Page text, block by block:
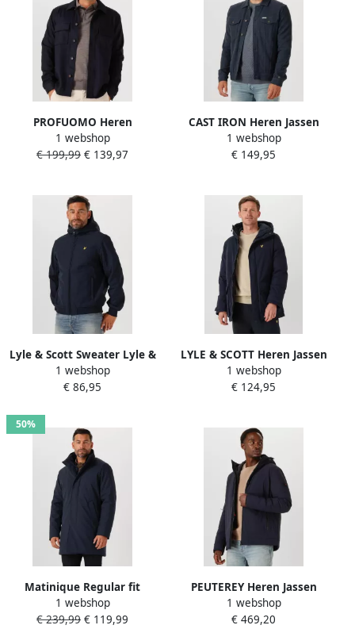
PROFUOMO Heren
Overshirts Overshirt
Cutaway Knitted
1 webshop
€ 199,99 € 139,97
CAST IRON Heren Jassen
Terry Trucker Donkerblauw
1 webshop
€ 149,95
Lyle & Scott Sweater Lyle &
Scott JK2110V FLEECE BACK
SOFTSHELL-Z271 DARK NAVY
1 webshop
€ 86,95
LYLE & SCOTT Heren Jassen
Membrane Parka
Donkerblauw
1 webshop
€ 124,95
50%
Matinique Regular fit
functionele lange jas met
steekzakken model 'Harvey'
1 webshop
€ 239,99 € 119,99
PEUTEREY Heren Jassen
Loge Srt 01 Donkerblauw
1 webshop
€ 469,20